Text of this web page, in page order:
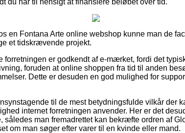
en Fontana Arte online webshop kunne man de
et tidskrævende projekt.
forretningen er godkendt af e-mærket, fordi det
foruden at online shoppen fra tid til anden
Dette er desuden en god mulighed for
til de mest betydningsfulde vilkår der
internet forretningen anvender. Her er det
således man fremadrettet kan bekræfte ordren af
om man søger efter varer til en kvinde eller mand.